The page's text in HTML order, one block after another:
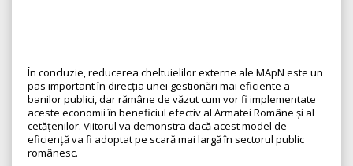
În concluzie, reducerea cheltuielilor externe ale MApN este un
pas important în direcția unei gestionări mai eficiente a
banilor publici, dar rămâne de văzut cum vor fi implementate
aceste economii în beneficiul efectiv al Armatei Române și al
cetățenilor. Viitorul va demonstra dacă acest model de
eficiență va fi adoptat pe scară mai largă în sectorul public
românesc.